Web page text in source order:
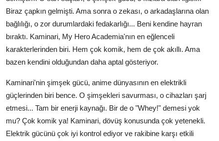
Biraz çapkın gelmişti. Ama sonra o zekası, o arkadaşlarına olan
bağlılığı, o zor durumlardaki fedakarlığı... Beni kendine hayran
bıraktı. Kaminari, My Hero Academia'nın en eğlenceli
karakterlerinden biri. Hem çok komik, hem de çok akıllı. Ama
bazen kendini olduğundan daha aptal gösteriyor.
Kaminari'nin şimşek gücü, anime dünyasının en elektrikli
güçlerinden biri bence. O şimşekleri savurması, o cihazları şarj
etmesi... Tam bir enerji kaynağı. Bir de o "Whey!" demesi yok
mu? Çok komik ya! Kaminari, dövüş konusunda çok yetenekli.
Elektrik gücünü çok iyi kontrol ediyor ve rakibine karşı etkili